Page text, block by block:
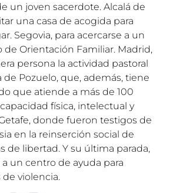
un joven sacerdote. Alcalá de
una casa de acogida para
Segovia, para acercarse a un
Orientación Familiar. Madrid,
persona la actividad pastoral
Pozuelo, que, además, tiene
que atiende a más de 100
física, intelectual y
donde fueron testigos de
en la reinserción social de
de libertad. Y su última parada,
un centro de ayuda para
violencia.